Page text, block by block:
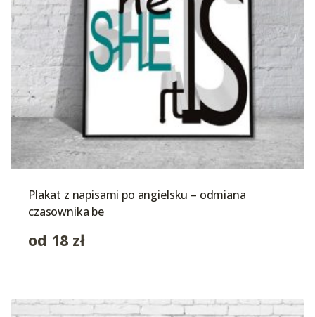
Plakat z napisami po angielsku – odmiana
czasownika be
od 18 zł